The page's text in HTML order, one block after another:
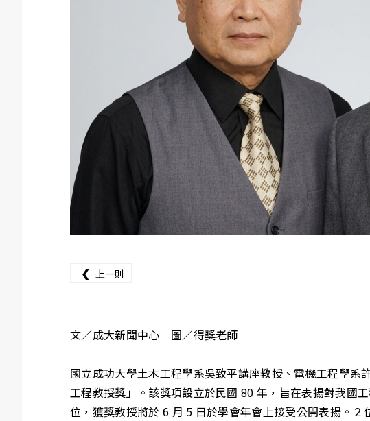
❮ 上一則
文／成大新聞中心 圖／得獎老師
國立成功大學土木工程學系吳致平講座教授、電機工程學
工程教授獎」。該獎項設立於民國 80 年，旨在表揚對我國
位，獲獎教授將於 6 月 5 日於學會年會上接受公開表揚。２